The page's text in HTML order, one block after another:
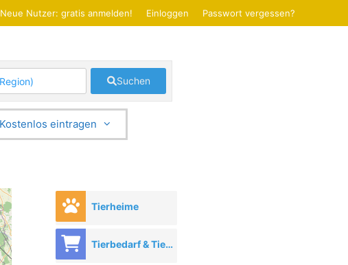
Neue Nutzer: gratis anmelden! Einloggen Passwort vergessen?
Suchen
Kostenlos eintragen
Tierheime
Tierbedarf & Tierhandel